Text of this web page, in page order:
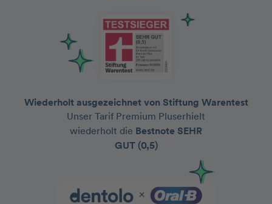
Wiederholt ausgezeichnet von Stiftung Warentest
Unser Tarif Premium Pluserhielt
wiederholt die Bestnote SEHR
GUT (0,5)